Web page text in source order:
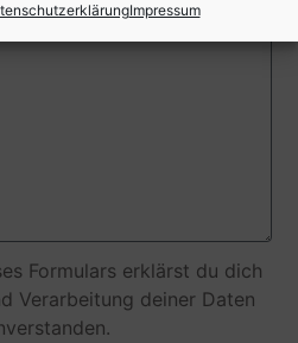
Impressum
Formulars erklärst du dich
Verarbeitung deiner Daten